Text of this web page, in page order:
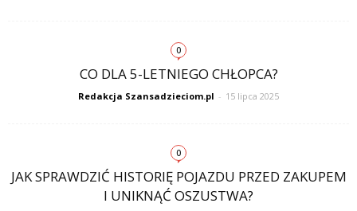
0
CO DLA 5-LETNIEGO CHŁOPCA?
Redakcja Szansadzieciom.pl - 15 lipca 2025
0
JAK SPRAWDZIĆ HISTORIĘ POJAZDU PRZED ZAKUPEM
I UNIKNĄĆ OSZUSTWA?